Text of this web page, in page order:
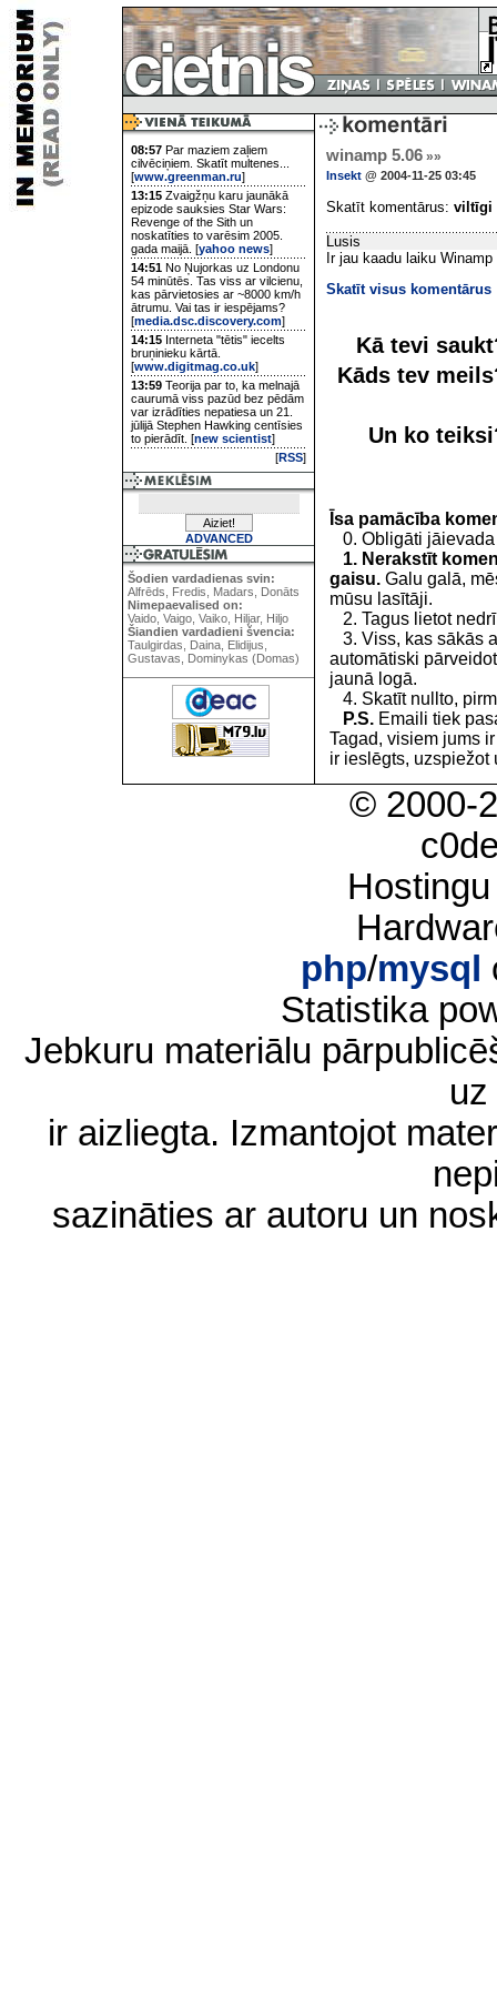
08:57 Par maziem zaļiem
cilvēciņiem. Skatīt multenes...
[www.greenman.ru]
13:15 Zvaigžņu karu jaunākā
epizode sauksies Star Wars:
Revenge of the Sith un
noskatīties to varēsim 2005.
gada maijā. [yahoo news]
14:51 No Ņujorkas uz Londonu
54 minūtēs. Tas viss ar vilcienu,
kas pārvietosies ar ~8000 km/h
ātrumu. Vai tas ir iespējams?
[media.dsc.discovery.com]
14:15 Interneta "tētis" iecelts
bruņinieku kārtā.
[www.digitmag.co.uk]
13:59 Teorija par to, ka melnajā
caurumā viss pazūd bez pēdām
var izrādīties nepatiesa un 21.
jūlijā Stephen Hawking centīsies
to pierādīt. [new scientist]
[RSS]
ADVANCED
Šodien vardadienas svin:
Alfrēds, Fredis, Madars, Donāts
Nimepaevalised on:
Vaido, Vaigo, Vaiko, Hiljar, Hiljo
Šiandien vardadieni švencia:
Taulgirdas, Daina, Elidijus,
Gustavas, Dominykas (Domas)
winamp 5.06 »»
Insekt @ 2004-11-25 03:45
Skatīt komentārus: viltīgi
Lusis
Ir jau kaadu laiku
Skatīt visus komentārus
Kā tevi
Kāds tev
Un ko
Īsa pamācība
0. Obligāti jāievada
1. Nerakstīt
gaisu. Galu galā,
mūsu lasītāji.
2. Tagus lietot
3. Viss, kas sākās
automātiski
jaunā logā.
4. Skatīt nullto,
P.S. Emaili tiek
Tagad, visiem jums
ir ieslēgts, uzspiežot
© 2000-
php/mysql
Statistika
Jebkuru materiālu
ir aizliegta. Izmantojot
sazināties ar autoru un